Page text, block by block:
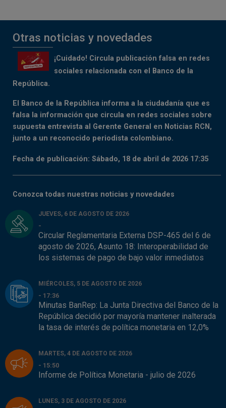
Otras noticias y novedades
¡Cuidado! Circula publicación falsa en redes
sociales relacionada con el Banco de la
República.
El Banco de la República informa a la ciudadanía que es
falsa la información que circula en redes sociales sobre
supuesta entrevista al Gerente General en Noticias RCN,
junto a un reconocido periodista colombiano.
Fecha de publicación: Sábado, 18 de abril de 2026 17:35
Conozca todas nuestras noticias y novedades
JUEVES, 6 DE AGOSTO DE 2026
-
Circular Reglamentaria Externa DSP-465 del 6 de
agosto de 2026, Asunto 18: Interoperabilidad de
los sistemas de pago de bajo valor inmediatos
MIÉRCOLES, 5 DE AGOSTO DE 2026
- 17:36
Minutas BanRep: La Junta Directiva del Banco de la
República decidió por mayoría mantener inalterada
la tasa de interés de política monetaria en 12,0%
MARTES, 4 DE AGOSTO DE 2026
- 15:50
Informe de Política Monetaria - julio de 2026
LUNES, 3 DE AGOSTO DE 2026